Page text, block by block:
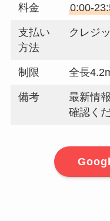
料金 0:00-
支払い
方法
クレジ
制限 全長
備考
最新情
確認く